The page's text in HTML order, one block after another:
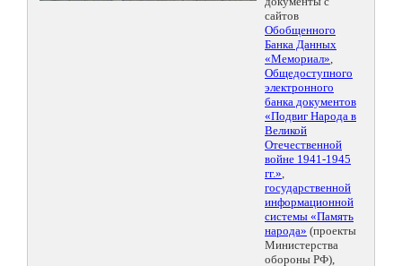
сайтов
Обобщенного
Банка Данных
«Мемориал»,
Общедоступного
электронного
банка документов
«Подвиг Народа в
Великой
Отечественной
войне 1941-1945
гг.»,
государственной
информационной
системы «Память
народа» (проекты
Министерства
обороны РФ),